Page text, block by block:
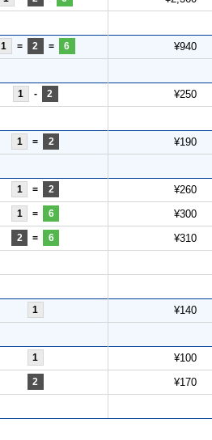
1 = 2 = 6 ¥940
1 - 2 ¥250
1 = 2 ¥190
1 = 2 ¥260
1 = 6 ¥300
2 = 6 ¥310
1 ¥140
1 ¥100
2 ¥170